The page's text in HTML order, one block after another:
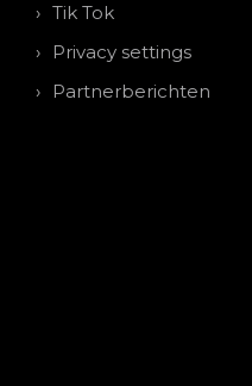
Tik Tok
Privacy settings
Partnerberichten